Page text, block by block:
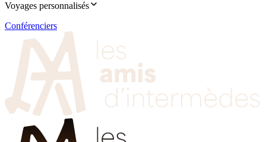
Voyages personnalisés
Conférenciers